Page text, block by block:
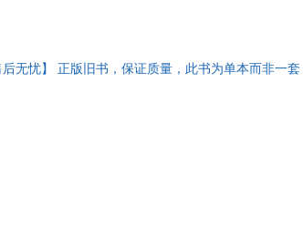
无忧】 正版旧书，保证质量，此书为单本而非一套